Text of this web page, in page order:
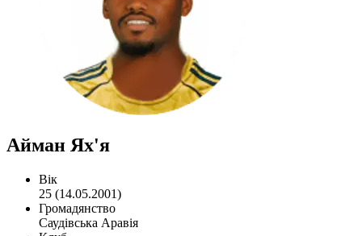
Айман Ях'я
Вік
25 (14.05.2001)
Громадянство
Саудівська Аравія